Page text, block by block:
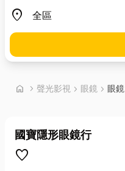
place
地區
home chevron_right 首頁
聲光影視 chevron_right 眼鏡 chevron_right 眼
國寶隱形眼鏡行
favorite